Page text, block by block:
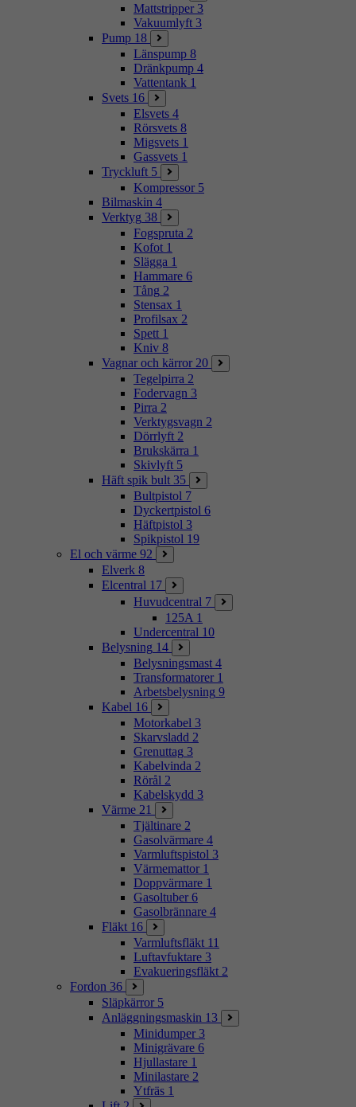
Mattstripper 3
Vakuumlyft 3
Pump 18
Länspump 8
Dränkpump 4
Vattentank 1
Svets 16
Elsvets 4
Rörsvets 8
Migsvets 1
Gassvets 1
Tryckluft 5
Kompressor 5
Bilmaskin 4
Verktyg 38
Fogspruta 2
Kofot 1
Slägga 1
Hammare 6
Tång 2
Stensax 1
Profilsax 2
Spett 1
Kniv 8
Vagnar och kärror 20
Tegelpirra 2
Fodervagn 3
Pirra 2
Verktygsvagn 2
Dörrlyft 2
Brukskärra 1
Skivlyft 5
Häft spik bult 35
Bultpistol 7
Dyckertpistol 6
Häftpistol 3
Spikpistol 19
El och värme 92
Elverk 8
Elcentral 17
Huvudcentral 7
125A 1
Undercentral 10
Belysning 14
Belysningsmast 4
Transformatorer 1
Arbetsbelysning 9
Kabel 16
Motorkabel 3
Skarvsladd 2
Grenuttag 3
Kabelvinda 2
Rörål 2
Kabelskydd 3
Värme 21
Tjältinare 2
Gasolvärmare 4
Varmluftspistol 3
Värmemattor 1
Doppvärmare 1
Gasoltuber 6
Gasolbrännare 4
Fläkt 16
Varmluftsfläkt 11
Luftavfuktare 3
Evakueringsfläkt 2
Fordon 36
Släpkärror 5
Anläggningsmaskin 13
Minidumper 3
Minigrävare 6
Hjullastare 1
Minilastare 2
Ytfräs 1